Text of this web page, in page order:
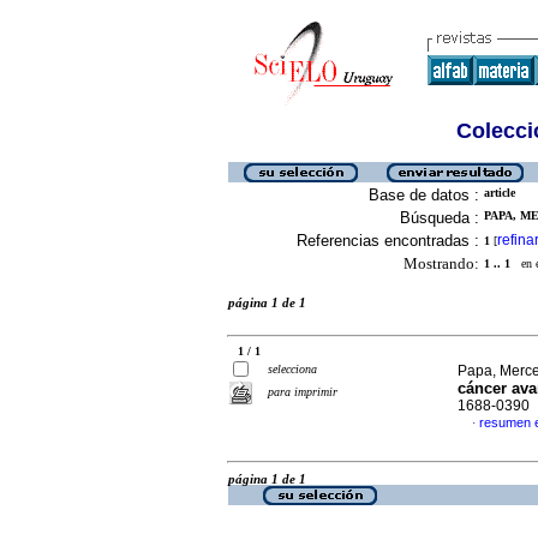
Base de datos : article
Búsqueda : PAPA,
Referencias encontradas : 1 [refinar
Mostrando: 1 .. 1 en
página 1 de 1
1 / 1
selecciona
para imprimir
Papa,
cáncer
1688-0390
· resumen
página 1 de 1